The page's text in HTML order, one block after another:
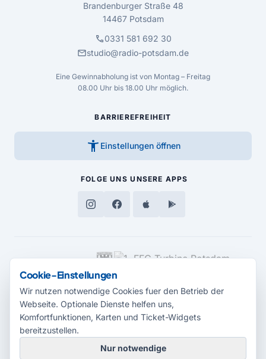
Brandenburger Straße 48
14467 Potsdam
call0331 581 692 30
mailstudio@radio-potsdam.de
Eine Gewinnabholung ist von Montag – Freitag
08.00 Uhr bis 18.00 Uhr möglich.
BARRIEREFREIHEIT
accessibility_new Einstellungen öffnen
FOLGE UNS UNSERE APPS
MEDIENPARTNER
Cookie-Einstellungen
Wir nutzen notwendige Cookies fuer den Betrieb der
Webseite. Optionale Dienste helfen uns,
Komfortfunktionen, Karten und Ticket-Widgets
bereitzustellen.
Nur notwendige